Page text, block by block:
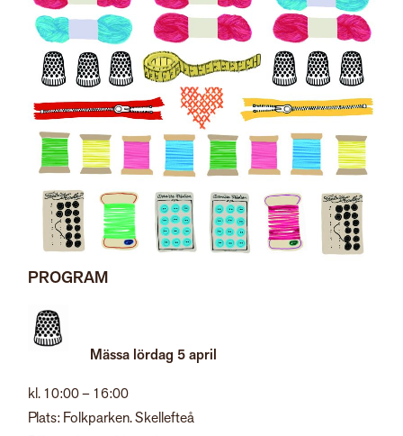
PROGRAM
Mässa lördag 5 april
kl. 10:00 – 16:00
Plats: Folkparken. Skellefteå